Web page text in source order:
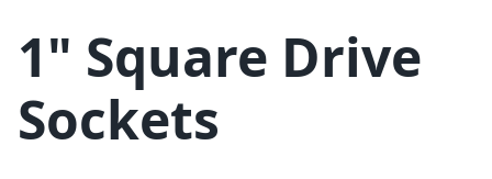
1" Square Drive
Sockets